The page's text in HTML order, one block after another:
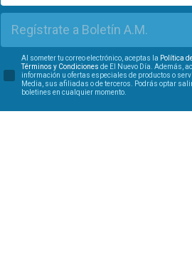
Regístrate a Boletín A.M.
Al someter tu correo electrónico, aceptas la Política
Términos y Condiciones de El Nuevo Día. Además,
información u ofertas especiales de productos o
Media, sus afiliadas o de terceros. Podrás optar
boletines en cualquier momento.